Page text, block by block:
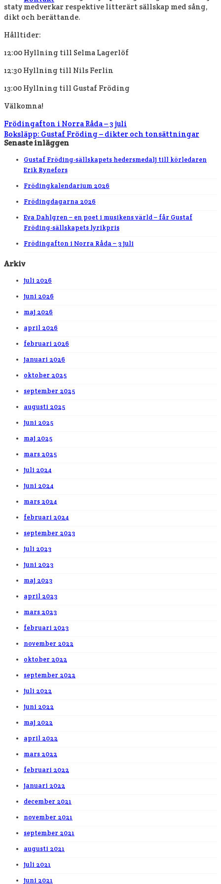
staty medverkar respektive litterärt sällskap med sång,
dikt och berättande.
Hålltider:
12:00 Hyllning till Selma Lagerlöf
12:30 Hyllning till Nils Ferlin
13:00 Hyllning till Gustaf Fröding
Välkomna!
Frödingafton i Norra Råda – 3 juli
Boksläpp: Gustaf Fröding – dikter och tonsättningar
Senaste inläggen
Gustaf Fröding-sällskapets hedersmedalj till körledaren
Erik Rynefors
Frödingkalendarium 2026
Frödingdagarna 2026
Eva Dahlgren – en poet i musikens värld – får Gustaf
Fröding-sällskapets lyrikpris
Frödingafton i Norra Råda – 3 juli
Arkiv
juli 2026
juni 2026
maj 2026
april 2026
februari 2026
januari 2026
oktober 2025
september 2025
augusti 2025
juni 2025
maj 2025
mars 2025
juli 2024
juni 2024
mars 2024
februari 2024
september 2023
juli 2023
juni 2023
maj 2023
april 2023
mars 2023
februari 2023
november 2022
oktober 2022
september 2022
juli 2022
juni 2022
maj 2022
april 2022
mars 2022
februari 2022
januari 2022
december 2021
november 2021
september 2021
augusti 2021
juli 2021
juni 2021